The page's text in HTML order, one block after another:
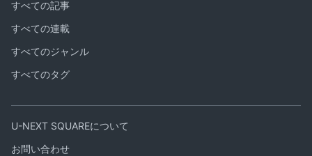
すべての記事
すべての連載
すべてのジャンル
すべてのタグ
U-NEXT SQUAREについて
お問い合わせ